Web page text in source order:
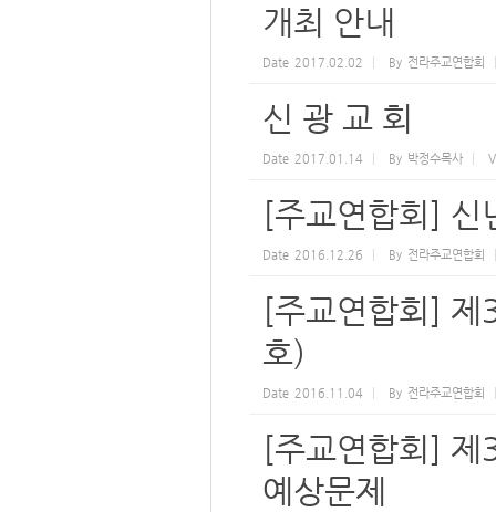
개최 안내
Date 2017.02.02 By 전라주교연합회
신 광 교 회
Date 2017.01.14 By 박정수목사
[주교연합회] 신
Date 2016.12.26 By 전라주교연합회
[주교연합회] 제
호)
Date 2016.11.04 By 전라주교연합회
[주교연합회] 제
예상문제